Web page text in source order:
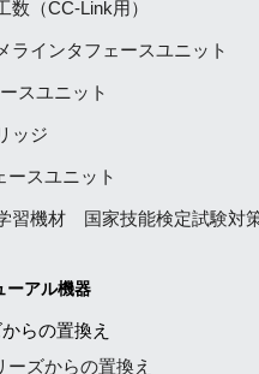
数（CC-Link用）
ラインタフェースユニット
スユニット
ッジ
ースユニット
習機材 国家技能検定試験対
ーアル機器
らの置換え
ズからの置換え